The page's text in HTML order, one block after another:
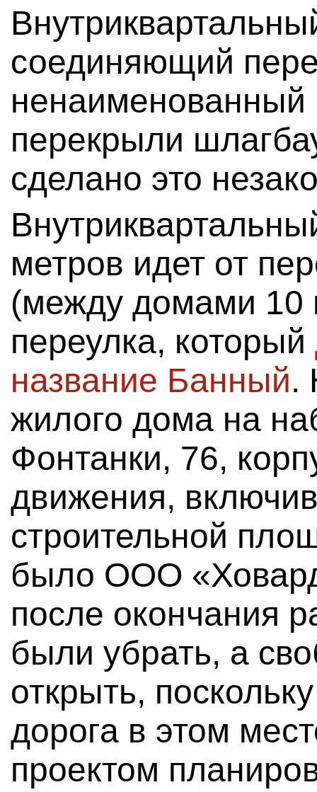
соединяющий
перекрыли
сделано это
метров идет от
(между домами 10
переулка, который
название Банный.
жилого дома на
Фонтанки, 76,
движения,
строительной
было ООО
после окончания
были убрать, а
открыть,
дорога в этом
проектом